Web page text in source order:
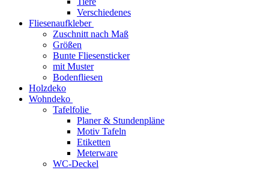
Verschiedenes
Fliesenaufkleber
Zuschnitt nach Maß
Größen
Bunte Fliesensticker
mit Muster
Bodenfliesen
Holzdeko
Wohndeko
Tafelfolie
Planer & Stundenpläne
Motiv Tafeln
Etiketten
Meterware
WC-Deckel